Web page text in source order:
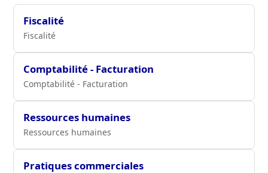
Fiscalité
Fiscalité
Comptabilité - Facturation
Comptabilité - Facturation
Ressources humaines
Ressources humaines
Pratiques commerciales